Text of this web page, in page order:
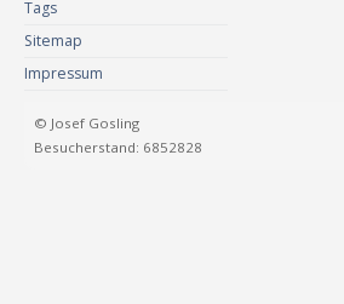
Tags
Sitemap
Impressum
© Josef Gosling
Besucherstand: 6852828